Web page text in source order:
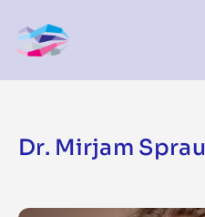
Dr. Mirjam Sprau